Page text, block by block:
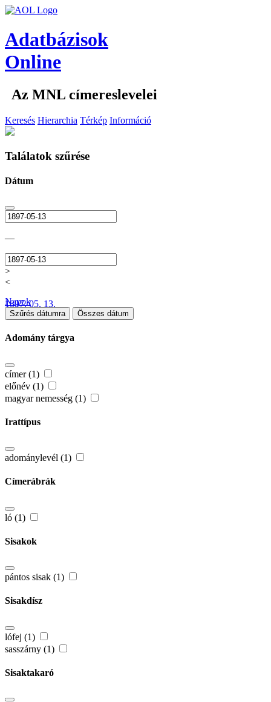
Adatbázisok
Online
Az MNL címereslevelei
Keresés Hierarchia Térkép Információ
Találatok szűrése
Dátum
—
>
<
1897. 05. 13.
Napok
Szűrés dátumra Összes dátum
Adomány tárgya
címer (1)
előnév (1)
magyar nemesség (1)
Irattípus
adománylevél (1)
Címerábrák
ló (1)
Sisakok
pántos sisak (1)
Sisakdísz
lófej (1)
sasszárny (1)
Sisaktakaró